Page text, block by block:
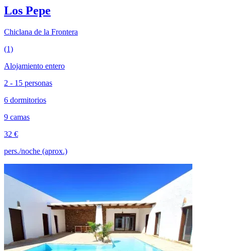
Los Pepe
Chiclana de la Frontera
(1)
Alojamiento entero
2 - 15 personas
6 dormitorios
9 camas
32 €
pers./noche (aprox.)